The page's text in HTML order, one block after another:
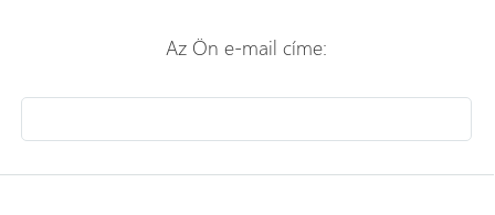
Az Ön e-mail címe: